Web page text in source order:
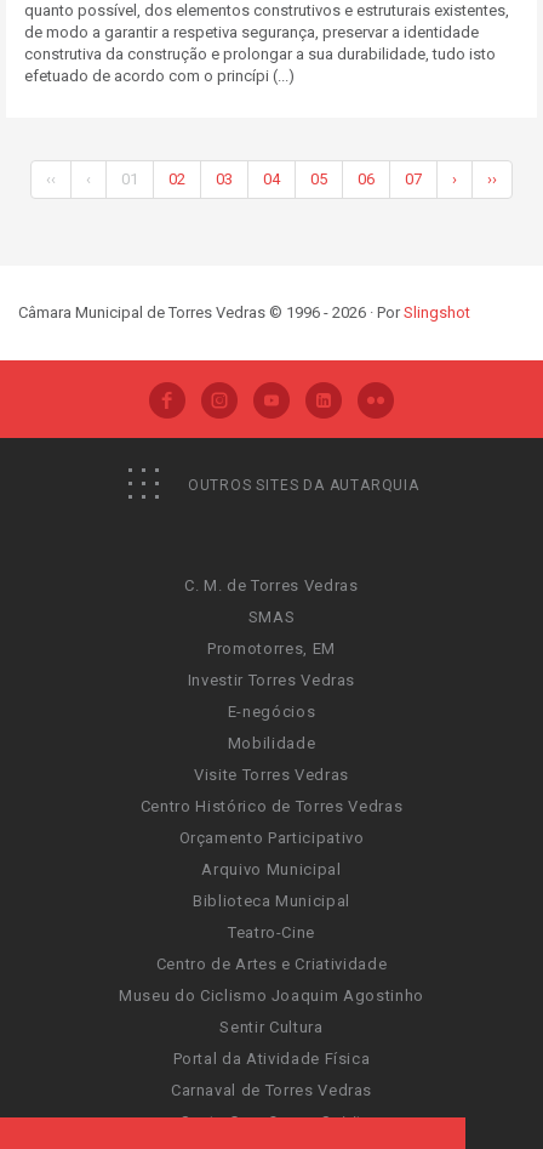
quanto possível, dos elementos construtivos e estruturais existentes,
de modo a garantir a respetiva segurança, preservar a identidade
construtiva da construção e prolongar a sua durabilidade, tudo isto
efetuado de acordo com o princípi (...)
‹‹ ‹ 01 02 03 04 05 06 07 › ››
Câmara Municipal de Torres Vedras © 1996 - 2026 · PorSlingshot
OUTROS SITES DA AUTARQUIA
C. M. de Torres Vedras
SMAS
Promotorres, EM
Investir Torres Vedras
E-negócios
Mobilidade
Visite Torres Vedras
Centro Histórico de Torres Vedras
Orçamento Participativo
Arquivo Municipal
Biblioteca Municipal
Teatro-Cine
Centro de Artes e Criatividade
Museu do Ciclismo Joaquim Agostinho
Sentir Cultura
Portal da Atividade Física
Carnaval de Torres Vedras
Santa Cruz Ocean Spirit